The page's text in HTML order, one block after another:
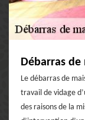
Débarras de
Le débarras de
travail de vidage
des raisons de la